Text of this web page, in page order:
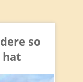
so
hat